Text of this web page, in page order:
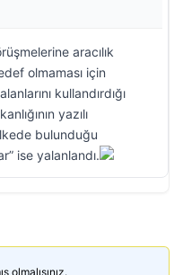
aracılık
olmaması için
kullandırdığı
yazılı
bulunduğu
ise yalanlandı.
olmalısınız.